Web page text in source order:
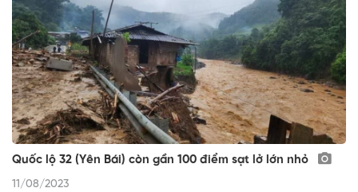
Quốc lộ 32 (Yên Bái) còn gần 100 điểm sạt lở lớn nhỏ
11/08/2023